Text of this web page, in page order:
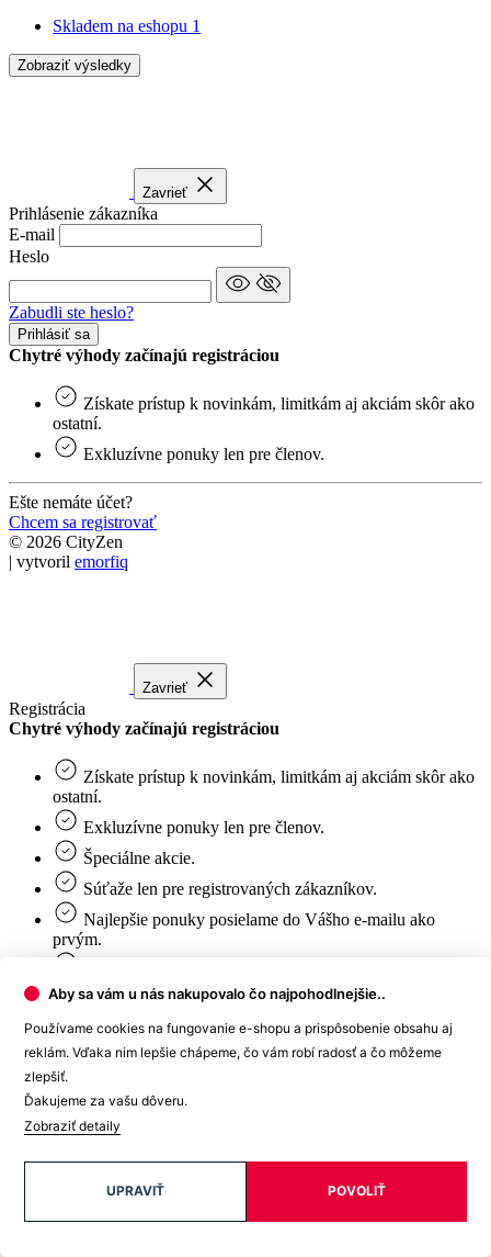
Zabudli ste heslo?
Prihlásiť sa
Chytré výhody začínajú registráciou
Získate prístup k novinkám, limitkám aj akciám skôr ako
ostatní.
Exkluzívne ponuky len pre členov.
Ešte nemáte účet?
Chcem sa registrovať
© 2026 CityZen
| vytvoril emorfiq
Získate prístup k novinkám, limitkám aj akciám skôr ako
Exkluzívne ponuky len pre členov.
Súťaže len pre registrovaných zákazníkov.
Najlepšie ponuky posielame do Vášho e-mailu ako
prvým.
Môžete byť súčasťou našej cesty - počúvame Vás a
zaujíma nás, čo chcete nosiť. ❤️
Moje údaje a adresy
Meno a priezvisko
Heslo
Telefón
Dátum narodenia
Fakturačné údaje
Aby sa vám u nás nakupovalo čo najpohodlnejšie..
Používame cookies na fungovanie e-shopu a prispôsobenie obsahu aj
reklám. Vďaka nim lepšie chápeme, čo vám robí radosť a čo môžeme
zlepšiť.
Ďakujeme za vašu dôveru.
Zobraziť detaily
POVOLIŤ
UPRAVIŤ